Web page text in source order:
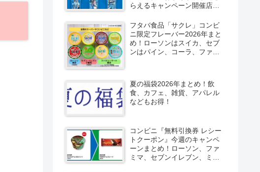
らえるキャンペーン開催店は
定で6種類！見分け方！セブ
ン、ファミマ、ローソン、デ
イリーヤマザキ、ミニストッ
プなどで！クーラーバッグ
フタバ食品「サクレ」コンビ
ニ限定フレーバー2026年まと
め！ローソンはスイカ、セブ
ンはパイン、コーラ、ファミ
夏の福袋2026年まとめ！飲
食、カフェ、雑貨、アパレル
などもお得！
コンビニ『無料引換券 レシー
トクーポン』今週のキャンペ
ーンまとめ！ローソン、ファ
ミマ、セブンイレブン、ミニ